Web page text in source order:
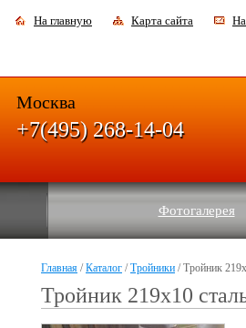
На главную Карта сайта
Фотогалерея
Москва
+7(495) 268-14-04
Главная /Каталог /Тройники / Тройник
Тройник 219х10